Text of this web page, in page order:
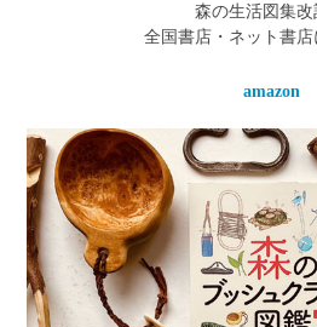
森の生活図集改
全国書店・ネット書店
amazon